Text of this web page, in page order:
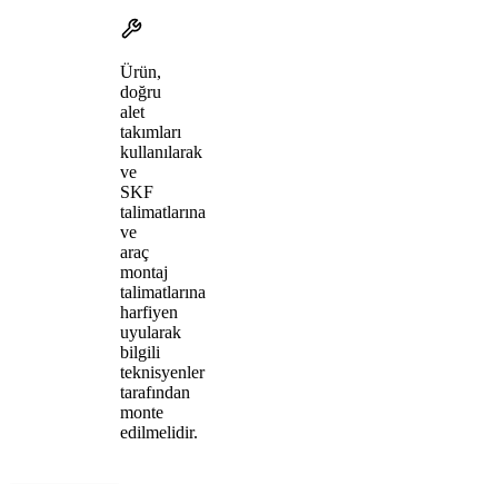
Ürün,
doğru
alet
takımları
kullanılarak
ve
SKF
talimatlarına
ve
araç
montaj
talimatlarına
harfiyen
uyularak
bilgili
teknisyenler
tarafından
monte
edilmelidir.